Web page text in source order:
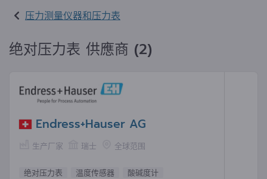
压力测量仪器和压力表
绝对压力表 供應商 (2)
Endress+Hauser AG
生产厂家 瑞士 全球范围
绝对压力表 温度传感器
酸碱度计